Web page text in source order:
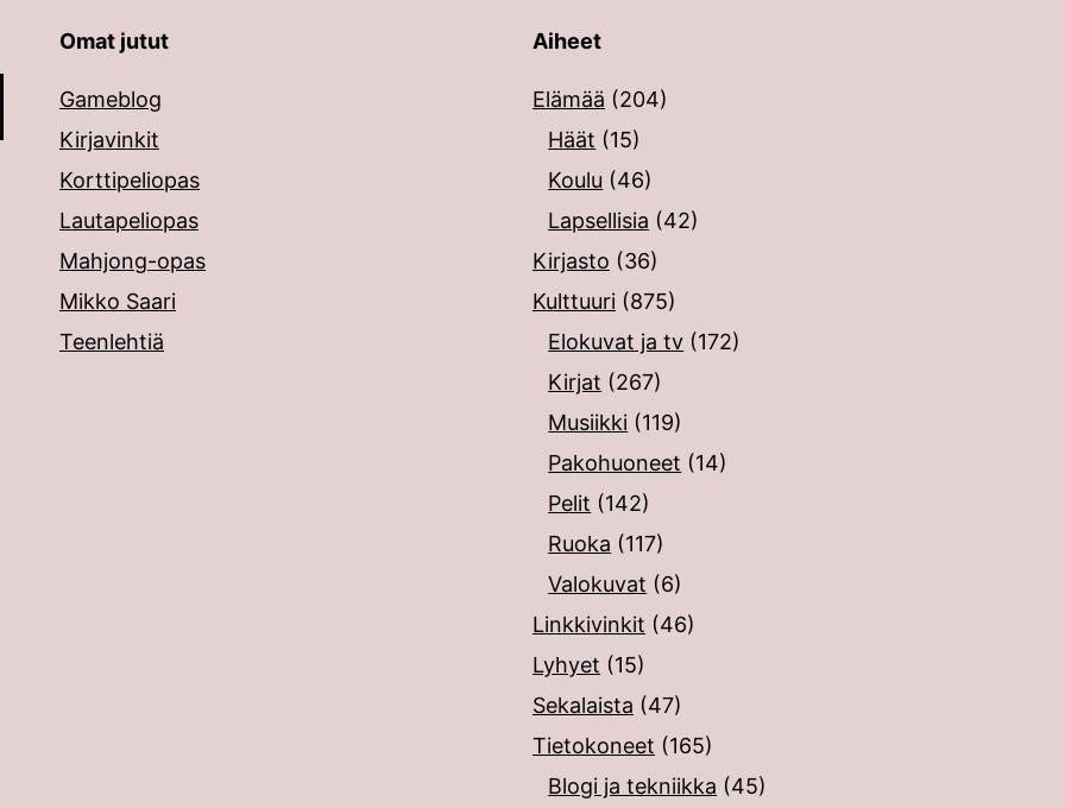
ylös ja alas ja siirtyä halutulle sivulle enterin painalluksella. Kosketusnäytöllisten laitteiden
Omat jutut
Gameblog
Kirjavinkit
Korttipeliopas
Lautapeliopas
Mahjong-opas
Mikko Saari
Teenlehtiä
Aiheet
Elämää (204)
Häät (15)
Koulu (46)
Lapsellisia (42)
Kirjasto (36)
Kulttuuri (875)
Elokuvat ja tv (172)
Kirjat (267)
Musiikki (119)
Pakohuoneet (14)
Pelit (142)
Ruoka (117)
Valokuvat (6)
Linkkivinkit (46)
Lyhyet (15)
Sekalaista (47)
Tietokoneet (165)
Blogi ja tekniikka (45)